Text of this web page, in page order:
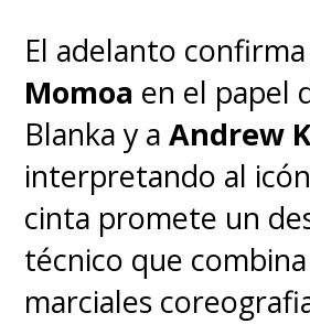
Bettinelli-Olpin y
Gilletttras las
un guion escrito por
Vanderbilt(Zodiac,
Spider-Man) yGuy
Busick (Castle Rock),
dupla que escribió
El adelanto
Momoa en el papel
Blanka y aAndrew
interpretando al
cinta promete un
técnico que
marciales